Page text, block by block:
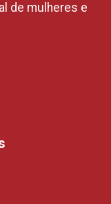
de mulheres e